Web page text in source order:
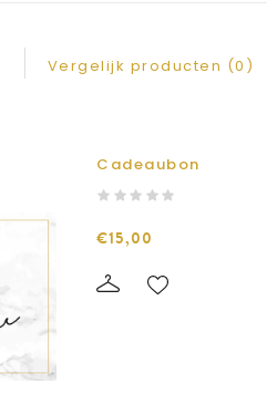
Vergelijk producten (0)
Cadeaubon
€15,00